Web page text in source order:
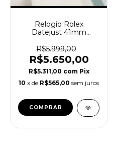
Relogio Rolex
Datejust 41mm
Lançamento Verde
Super Clone
R$5.999,00
R$5.650,00
R$5.311,00 com Pix
10 x de R$565,00 sem juros